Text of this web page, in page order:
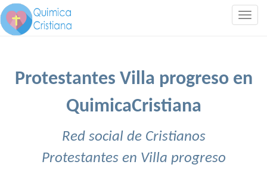
Protestantes Villa progreso en
QuimicaCristiana
Red social de Cristianos
Protestantes en Villa progreso